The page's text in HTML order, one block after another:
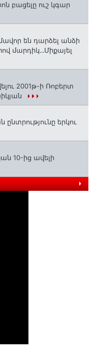
բացելը ուշ կգար
են դարձել անձի
մարդիկ․․․Միքայել
2001թ-ի Ռոբերտ
երկու
10-ից ավելի